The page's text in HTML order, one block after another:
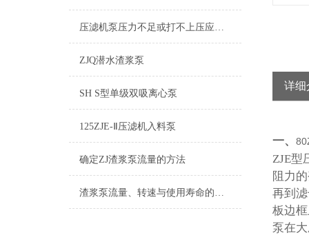
压滤机泵压力不足或打不上压应从哪几个方面找原因
ZJQ潜水渣浆泵
SH S型单级双吸离心泵
125ZJE-Ⅱ压滤机入料泵
确定ZJ渣浆泵流量的方法
渣浆泵流量、转速与使用寿命的关系
详细
一、
ZJE型
阻力
再到
板边
泵在